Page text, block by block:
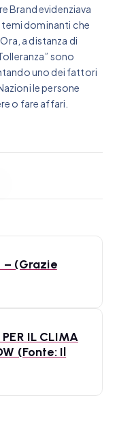
Brand evidenziava
temi dominanti che
a distanza di
sono
uno dei fattori
le persone
o fare affari.
– (Grazie
IL CLIMA
(Fonte: Il